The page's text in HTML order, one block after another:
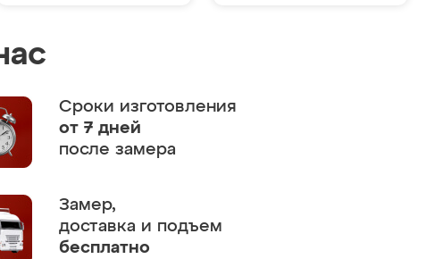
Сроки изготовления
от 7 дней
после замера
Замер,
доставка и подъем
бесплатно